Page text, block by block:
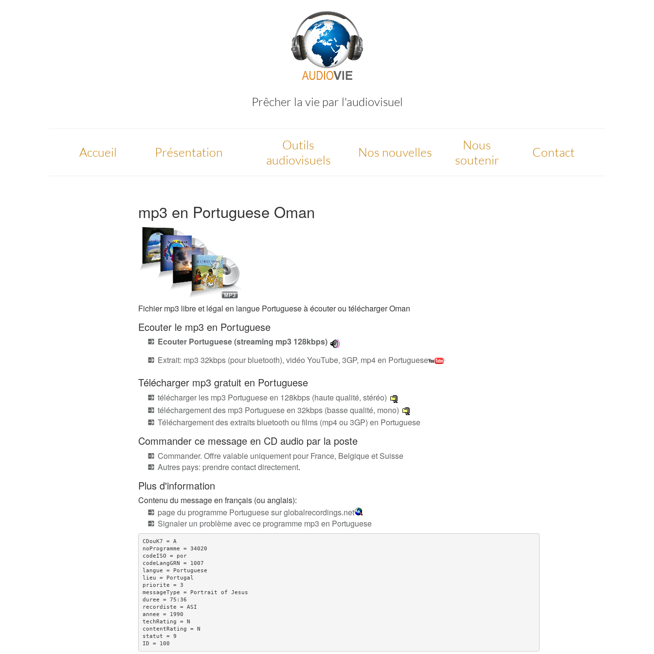
Prêcher la vie par l'audiovisuel
Accueil Présentation
Outils
audiovisuels
Nos nouvelles
Nous
soutenir
Contact
mp3 en Portuguese Oman
Fichier mp3 libre et légal en langue Portuguese à écouter ou télécharger Oman
Ecouter le mp3 en Portuguese
Ecouter Portuguese (streaming mp3 128kbps)
Extrait: mp3 32kbps (pour bluetooth), vidéo YouTube, 3GP, mp4 en Portuguese
Télécharger mp3 gratuit en Portuguese
télécharger les mp3 Portuguese en 128kbps (haute qualité, stéréo)
téléchargement des mp3 Portuguese en 32kbps (basse qualité, mono)
Téléchargement des extraits bluetooth ou films (mp4 ou 3GP) en Portuguese
Commander ce message en CD audio par la poste
Commander. Offre valable uniquement pour France, Belgique et Suisse
Autres pays: prendre contact directement.
Plus d'information
Contenu du message en français (ou anglais):
page du programme Portuguese sur globalrecordings.net
Signaler un problème avec ce programme mp3 en Portuguese
CDouK7 = A
noProgramme = 34020
codeISO = por
codeLangGRN = 1007
langue = Portuguese
lieu = Portugal
priorite = 3
messageType = Portrait of Jesus
duree = 75:36
recordiste = ASI
annee = 1990
techRating = N
contentRating = N
statut = 9